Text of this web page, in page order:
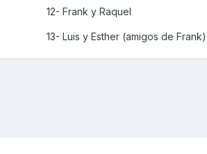
12- Frank y Raquel
13- Luis y Esther (amigos de Frank)